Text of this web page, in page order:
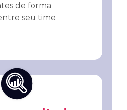
de forma
seu time